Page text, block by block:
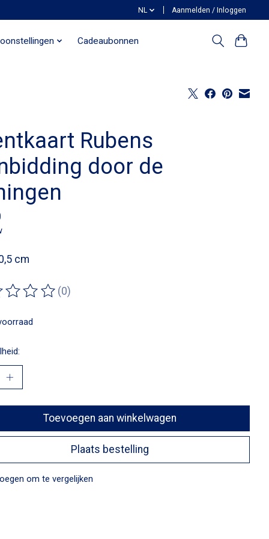
NL Aanmelden / Inloggen
Cadeaubonnen
Rubens
door de
cm
van dit product is
(0)
Toevoegen aan winkelwagen
Plaats bestelling
om te vergelijken